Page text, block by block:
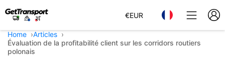
€EUR
Home
Articles
Évaluation de la profitabilité client sur les corridors routiers
polonais